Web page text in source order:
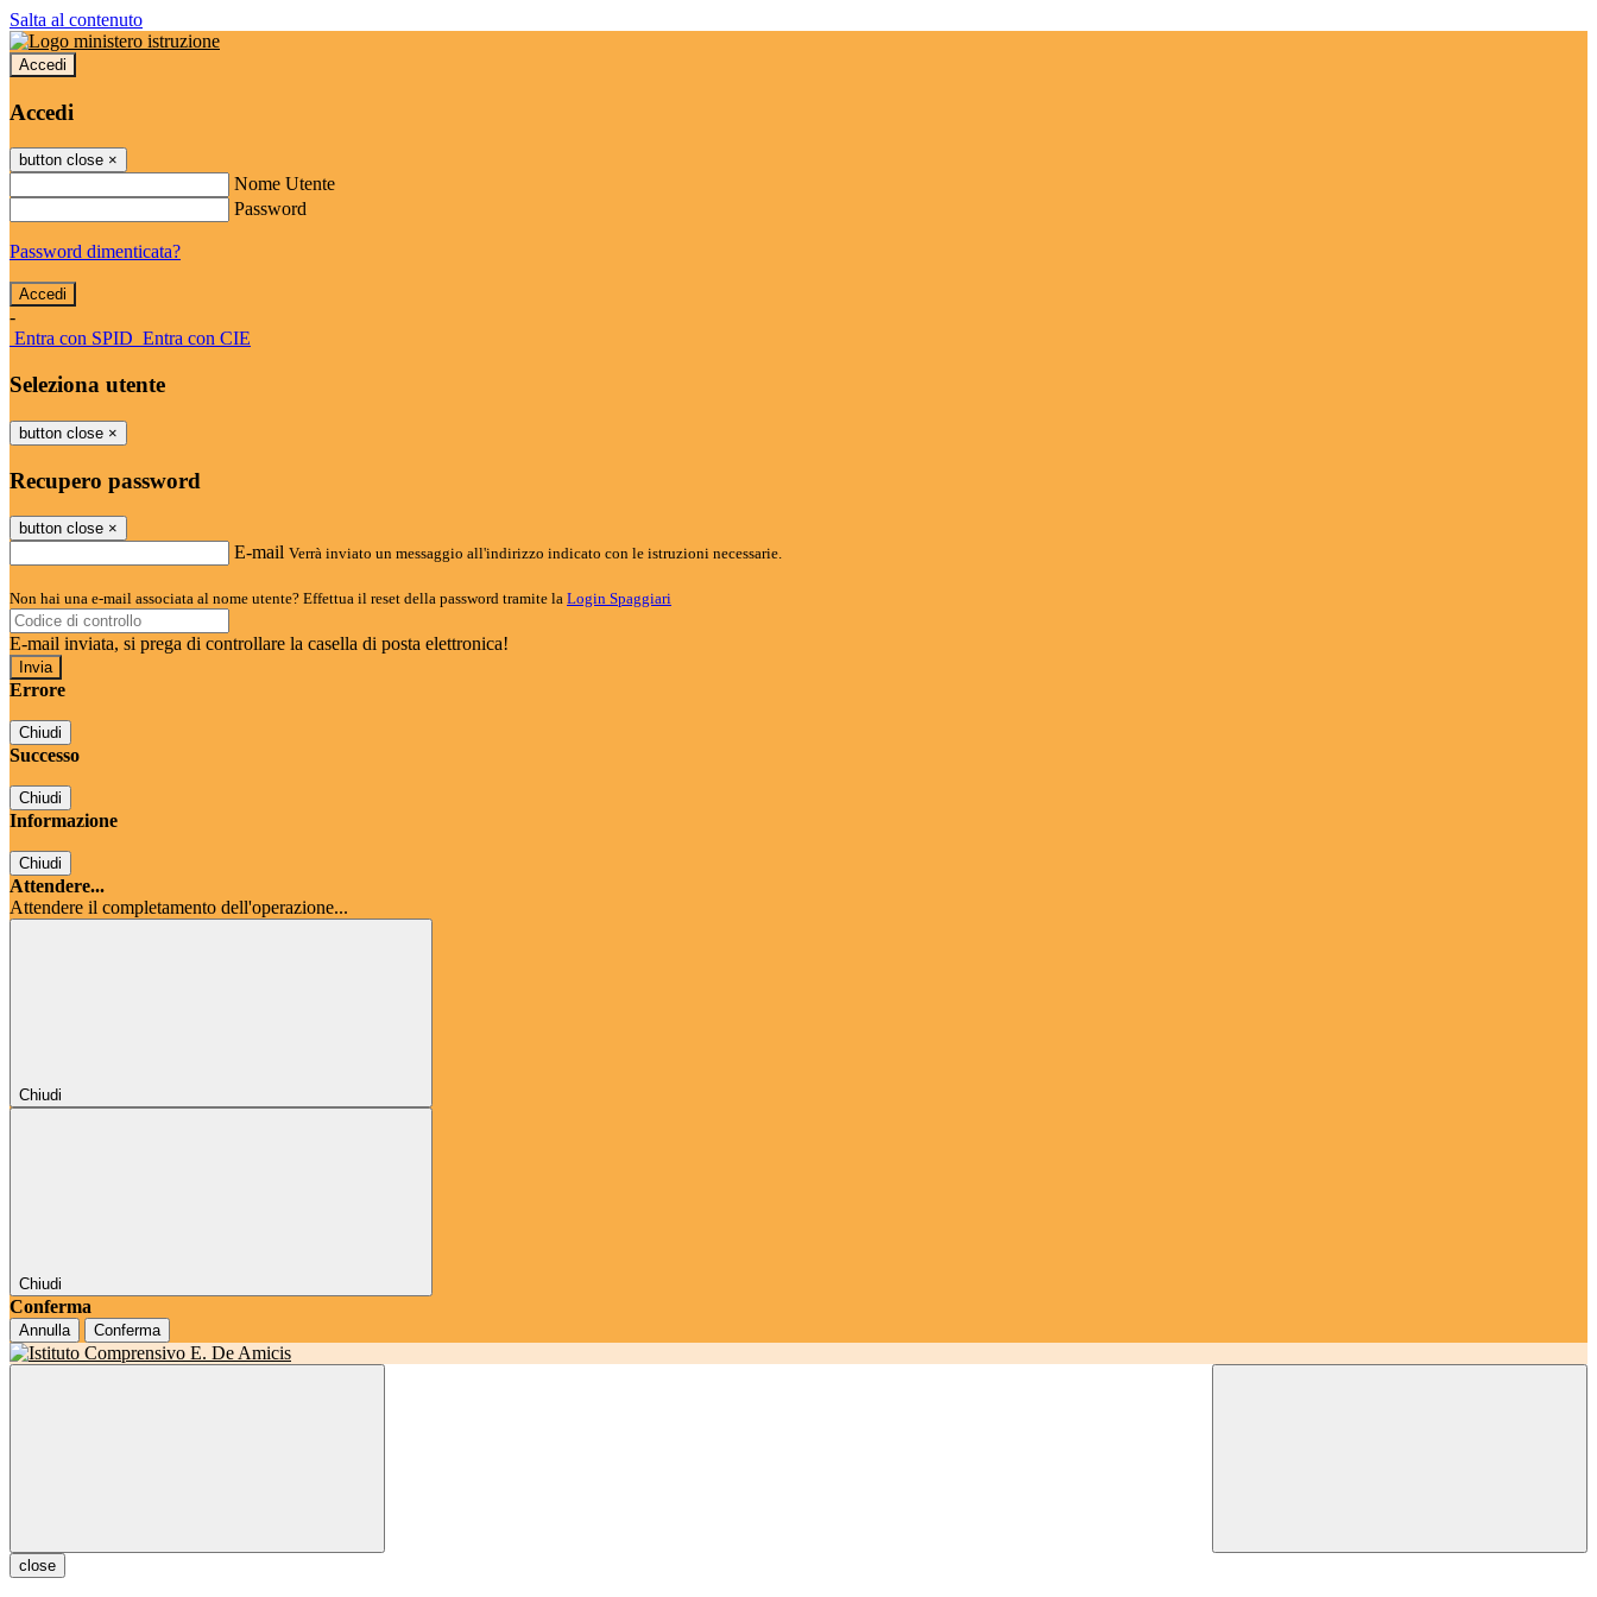
Salta al contenuto
Accedi
Accedi
button close ×
Nome Utente
Password
Password dimenticata?
-
Entra con SPID Entra con CIE
Seleziona utente
button close ×
Recupero password
button close ×
E-mail Verrà inviato un messaggio all'indirizzo indicato con le istruzioni necessarie.
Non hai una e-mail associata al nome utente? Effettua il reset della password tramite la Login Spaggiari
E-mail inviata, si prega di controllare la casella di posta elettronica!
Errore
Chiudi
Successo
Chiudi
Informazione
Chiudi
Attendere...
Attendere il completamento dell'operazione...
Chiudi
Chiudi
Conferma
Annulla Conferma
close